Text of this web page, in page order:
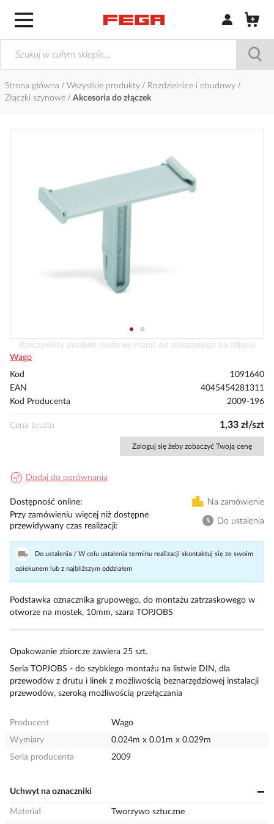
Zaloguj się /
Strona główna Wszystkie produkty
Rozdzielnice i obudowy
Złączki szynowe
Akcesoria do złączek
Przejdź
na
początek
Rzeczywisty produkt może się różnić od pokazanego na zdjęciu
Wago
Kod
1091640
EAN
4045454281311
Kod Producenta
2009-196
Cena brutto 1,33 zł/szt
Zaloguj się żeby zobaczyć Twoją cenę
Dodaj do porównania
Dostępność online
Na zamówienie
Przy zamówieniu więcej niż dostępne
przewidywany czas realizacji
Do ustalenia
Do ustalenia / W celu ustalenia terminu realizacji skontaktuj się ze swoim
opiekunem lub z najbliższym oddziałem
Podstawka oznacznika grupowego, do montażu zatrzaskowego w
otworze na mostek, 10mm, szara TOPJOBS
Opakowanie zbiorcze zawiera 25 szt.
Seria TOPJOBS - do szybkiego montażu na listwie DIN, dla
przewodów z drutu i linek z możliwością beznarzędziowej instalacji
przewodów, szeroką możliwością przełączania
Producent
Wago
Wymiary
0.024m x 0.01m x 0.029m
Seria producenta
2009
Uchwyt na oznaczniki
Materiał
Tworzywo sztuczne